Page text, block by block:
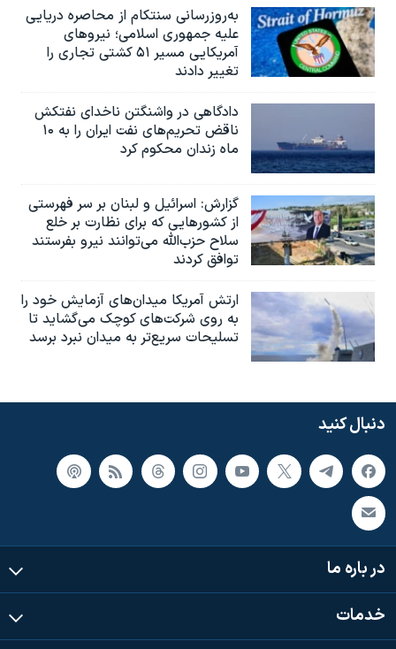
به‌روزرسانی سنتکام از محاصره دریایی
علیه جمهوری اسلامی؛ نیروهای
آمریکایی مسیر ۵۱ کشتی تجاری را
تغییر دادند
دادگاهی در واشنگتن ناخدای نفتکش
ناقض تحریم‌های نفت ایران را به ۱۰
ماه زندان محکوم کرد
گزارش‌: اسرائيل و لبنان بر سر فهرستی
از کشورهایی که برای نظارت بر خلع
سلاح حزب‌الله می‌توانند نیرو بفرستند
توافق کردند
ارتش آمریکا میدان‌های آزمایش خود را
به روی شرکت‌های کوچک می‌گشاید تا
تسلیحات سریع‌تر به میدان نبرد برسد
دنبال کنید
در باره ما
خدمات